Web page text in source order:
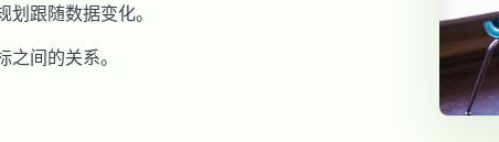
跟随数据变化。
间的关系。